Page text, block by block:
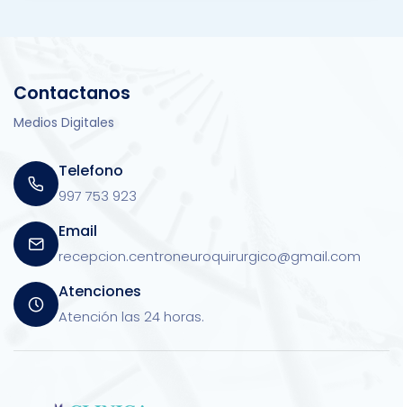
Contactanos
Medios Digitales
Telefono
997 753 923
Email
recepcion.centroneuroquirurgico@gmail.com
Atenciones
Atención las 24 horas.